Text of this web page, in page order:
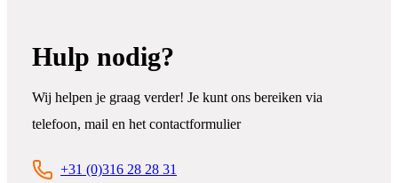
Hulp nodig?
Wij helpen je graag verder! Je kunt ons bereiken via
telefoon, mail en het contactformulier
+31 (0)316 28 28 31